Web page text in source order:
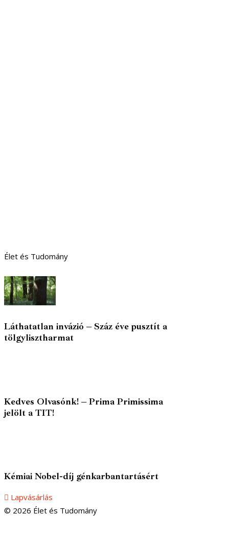
Élet és Tudomány
Láthatatlan invázió – Száz éve pusztít a
tölgylisztharmat
Kedves Olvasónk! – Prima Primissima
jelölt a TIT!
Kémiai Nobel-díj génkarbantartásért
Lapvásárlás
© 2026 Élet és Tudomány